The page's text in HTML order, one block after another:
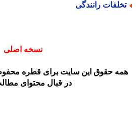
رانندگی
نسخه اصلی
حقوق این سایت برای قطره محفوظ
در قبال محتوای مطالب